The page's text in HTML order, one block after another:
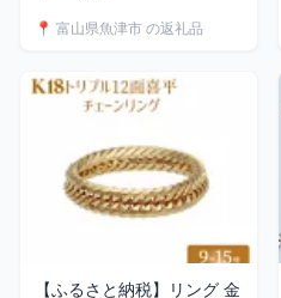
レディース メンズ ファッ
富山 富山県 魚津市 ※沖縄
への配送不可
📍 富山県魚津市 の返礼品
【ふるさと納税】リング 金